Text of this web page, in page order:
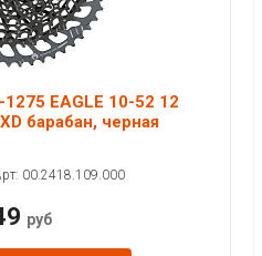
1275 EAGLE 10-52 12
барабан, черная
00.2418.109.000
руб